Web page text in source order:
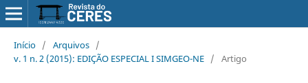
Início / Arquivos /
v. 1 n. 2 (2015): EDIÇÃO ESPECIAL I SIMGEO-NE / Artigo